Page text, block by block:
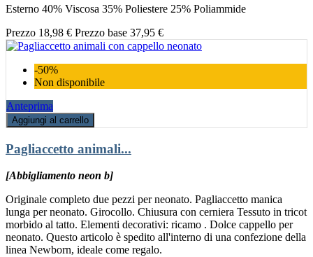
Esterno 40% Viscosa 35% Poliestere 25% Poliammide
Prezzo 18,98 € Prezzo base 37,95 €
-50%
Non disponibile
Anteprima
Aggiungi al carrello
Pagliaccetto animali...
[Abbigliamento neon b]
Originale completo due pezzi per neonato. Pagliaccetto manica
lunga per neonato. Girocollo. Chiusura con cerniera Tessuto in tricot
morbido al tatto. Elementi decorativi: ricamo . Dolce cappello per
neonato. Questo articolo è spedito all'interno di una confezione della
linea Newborn, ideale come regalo.